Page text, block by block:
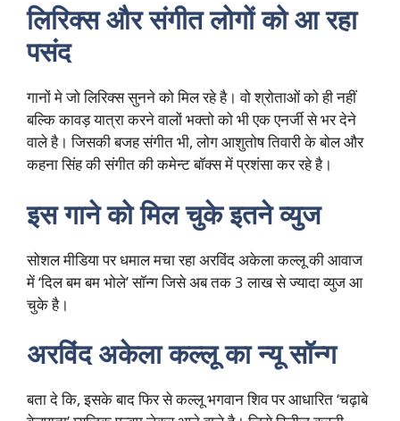
लिरिक्स और संगीत लोगों को आ रहा
पसंद
गानों मे जो लिरिक्स सुनने को मिल रहे है। वो श्रोताओं को ही नहीं
बल्कि कावड़ यात्रा करने वालों भक्तो को भी एक एनर्जी से भर देने
वाले है। जिसकी बजह संगीत भी, लोग आशुतोष तिवारी के बोल और
कहना सिंह की संगीत की कमेन्ट बॉक्स में प्रशंसा कर रहे है।
इस गाने को मिल चुके इतने व्युज
सोशल मीडिया पर धमाल मचा रहा अरविंद अकेला कल्लू की आवाज
में ‘दिल बम बम भोले’ सॉन्ग जिसे अब तक 3 लाख से ज्यादा व्युज आ
चुके है।
अरविंद अकेला कल्लू का न्यू सॉन्ग
बता दे कि, इसके बाद फिर से कल्लू भगवान शिव पर आधारित ‘चढ़ाबे